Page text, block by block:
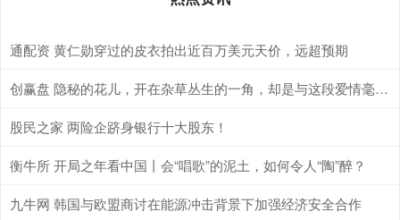
通配资 黄仁勋穿过的皮衣拍出近百万美元天价，远超预期
创赢盘 隐秘的花儿，开在杂草丛生的一角，却是与这段爱情毫不相干的路人
股民之家 两险企跻身银行十大股东！
衡牛所 开局之年看中国丨会“唱歌”的泥土，如何令人“陶”醉？
九牛网 韩国与欧盟商讨在能源冲击背景下加强经济安全合作